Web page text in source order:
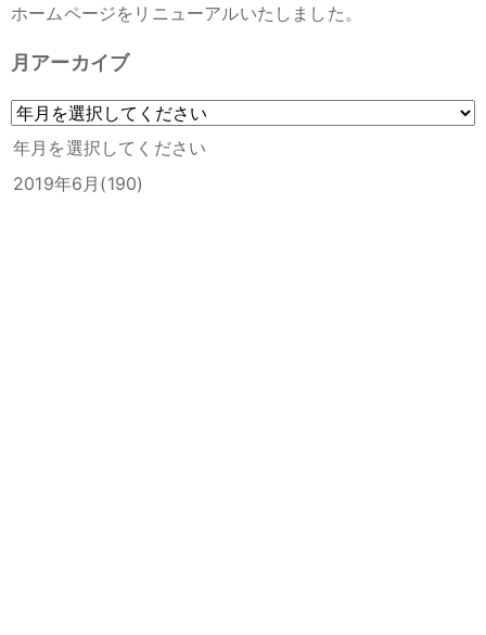
ホームページをリニューアルいたしました。
月アーカイブ